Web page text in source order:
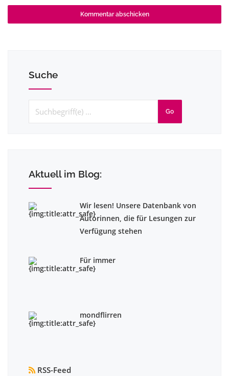
Suche
Go
Aktuell im Blog:
Wir lesen! Unsere Datenbank von
Autorinnen, die für Lesungen zur
Verfügung stehen
Für immer
mondflirren
RSS-Feed